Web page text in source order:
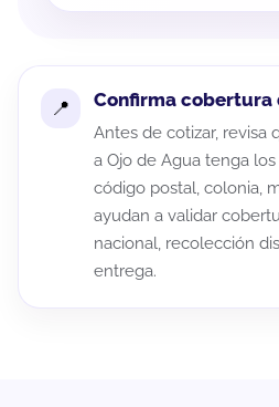
Confirma cobertura
Antes de cotizar, revisa
a Ojo de Agua tenga
código postal, colonia,
ayudan a validar
nacional, recolección
entrega.